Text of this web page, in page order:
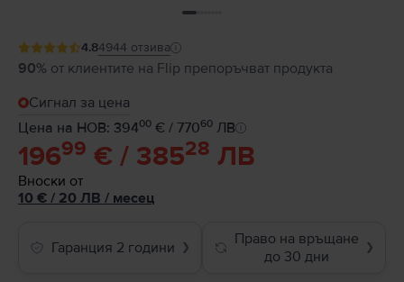
4.84944 отзива
90% от клиентите на Flip препоръчват продукта
Сигнал за цена
Цена на НОВ: 39400 € / 77060 ЛВ
19699 € / 38528 ЛВ
Вноски от
10 € / 20 ЛВ / месец
Гаранция 2 години ❯
Право на връщане
до 30 дни
❯